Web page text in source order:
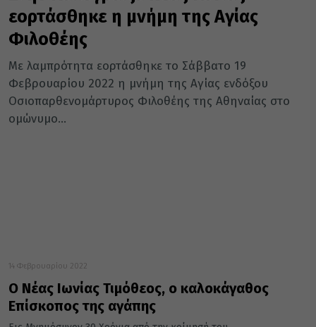
εορτάσθηκε η μνήμη της Αγίας
Φιλοθέης
Με λαμπρότητα εορτάσθηκε το Σάββατο 19
Φεβρουαρίου 2022 η μνήμη της Αγίας ενδόξου
Οσιοπαρθενομάρτυρος Φιλοθέης της Αθηναίας στο
ομώνυμο...
14 Φεβρουαρίου 2022
Ο Νέας Ιωνίας Τιμόθεος, ο καλοκάγαθος
Επίσκοπος της αγάπης